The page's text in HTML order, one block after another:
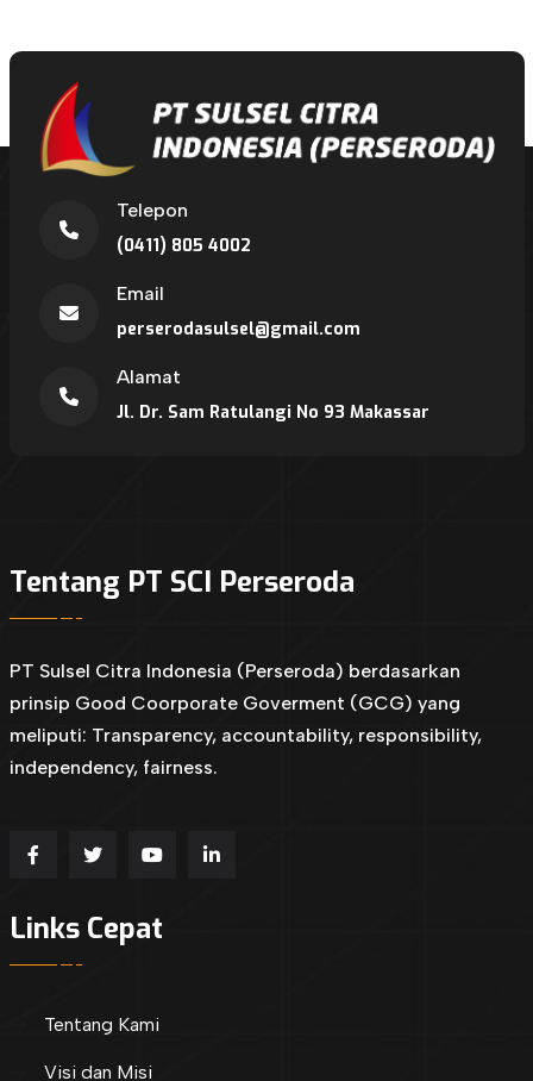
Telepon
(0411) 805 4002
Email
perserodasulsel@gmail.com
Alamat
Jl. Dr. Sam Ratulangi No 93 Makassar
Tentang PT SCI Perseroda
PT Sulsel Citra Indonesia (Perseroda) berdasarkan
prinsip Good Coorporate Goverment (GCG) yang
meliputi: Transparency, accountability, responsibility,
independency, fairness.
Links Cepat
Tentang Kami
Visi dan Misi